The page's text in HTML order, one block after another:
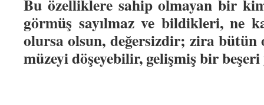
Bu özelliklere sahip olmayan bir
görmüş sayılmaz ve bildikleri, ne
olursa olsun, değersizdir; zira
müzeyi döşeyebilir, gelişmiş bir